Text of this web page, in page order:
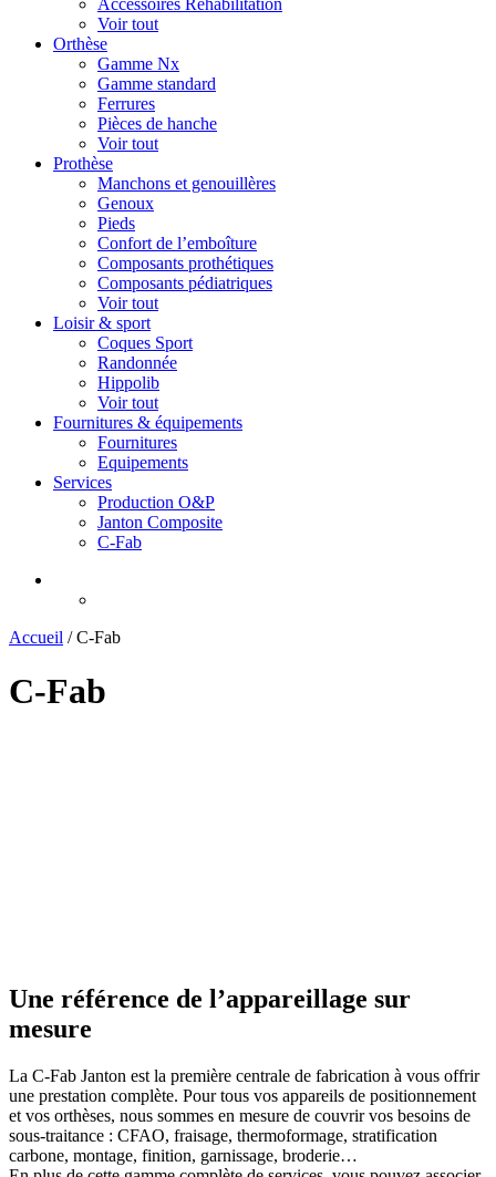
Accessoires Réhabilitation
Voir tout
Orthèse
Gamme Nx
Gamme standard
Ferrures
Pièces de hanche
Voir tout
Prothèse
Manchons et genouillères
Genoux
Pieds
Confort de l’emboîture
Composants prothétiques
Composants pédiatriques
Voir tout
Loisir & sport
Coques Sport
Randonnée
Hippolib
Voir tout
Fournitures & équipements
Fournitures
Equipements
Services
Production O&P
Janton Composite
C-Fab
Accueil /C-Fab
C-Fab
Une référence de l’appareillage sur
mesure
La C-Fab Janton est la première centrale de fabrication à vous offrir
une prestation complète. Pour tous vos appareils de positionnement
et vos orthèses, nous sommes en mesure de couvrir vos besoins de
sous-traitance : CFAO, fraisage, thermoformage, stratification
carbone, montage, finition, garnissage, broderie…